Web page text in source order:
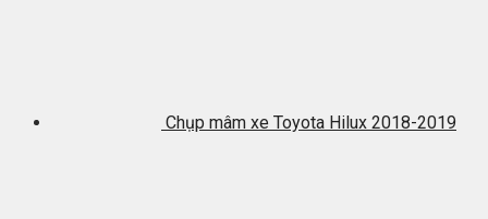
Chụp mâm xe Toyota Hilux 2018-2019